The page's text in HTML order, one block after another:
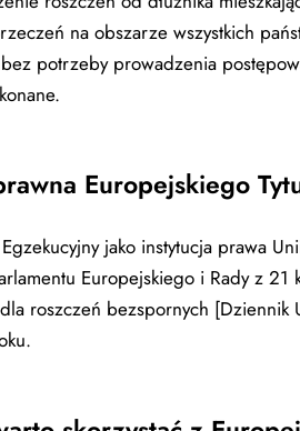
na obszarze wszystkich
potrzeby prowadzenia
Europejskiego
Egzekucyjny jako instytucja prawa
Europejskiego i Rady z 21
roszczeń bezspornych